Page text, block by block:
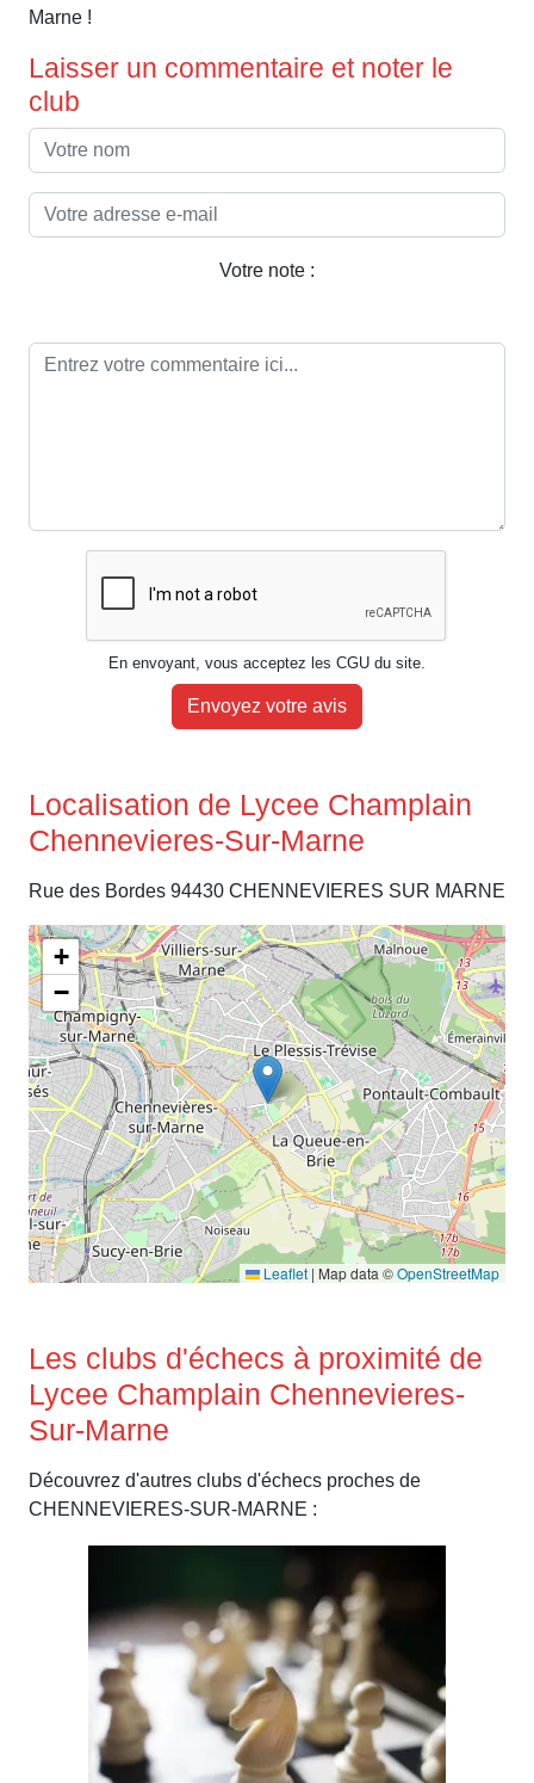
Marne !
Laisser un commentaire et noter le
club
Votre note :
En envoyant, vous acceptez les CGU du site.
Envoyez votre avis
Localisation de Lycee Champlain
Chennevieres-Sur-Marne
Rue des Bordes 94430 CHENNEVIERES SUR MARNE
+
−
Leaflet | Map data ©OpenStreetMap
Les clubs d'échecs à proximité de
Lycee Champlain Chennevieres-
Sur-Marne
Découvrez d'autres clubs d'échecs proches de
CHENNEVIERES-SUR-MARNE :